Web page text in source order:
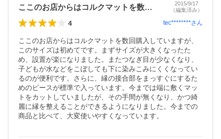
ここのお店からはコルクマットを数回購入…
2015/9/17
（編集済み）
4 tec********さん
ここのお店からはコルクマットを数回購入していますが、
このサイズは初めてです。まずサイズが大きくなったた
め、設置が楽になりました。またつなぎ目が少なくなり、
子どもが水などをこぼしても下に染みこみにくくなってい
るのが便利です。さらに、縁の接合部をまっすぐにするた
めのピースが標準で入っています。今までは端に敷くマッ
トをカットしていましたが、その手間が無くなり、かつ綺
麗に縁を整えることができるようになりました。今までの
商品と比べて、大変使いやすくなっています。